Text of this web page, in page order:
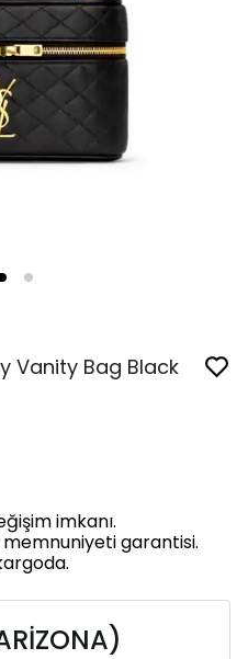
Vanity Bag Black
imkanı.
memnuniyeti garantisi.